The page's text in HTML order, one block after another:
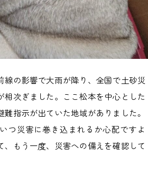
線の影響で大雨が降り、全国で土砂災
相次ぎました。ここ松本を中心とした
指示が出ていた地域がありました。
つ災害に巻き込まれるか心配ですよ
、もう一度、災害への備えを確認して